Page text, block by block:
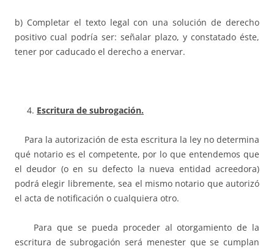
b) Completar el texto legal con una solución de derecho
positivo cual podría ser: señalar plazo, y constatado éste,
tener por caducado el derecho a enervar.
Escritura de subrogación.
Para la autorización de esta escritura la ley no determina
qué notario es el competente, por lo que entendemos que
el deudor (o en su defecto la nueva entidad acreedora)
podrá elegir libremente, sea el mismo notario que autorizó
el acta de notificación o cualquiera otro.
Para que se pueda proceder al otorgamiento de la
escritura de subrogación será menester que se cumplan